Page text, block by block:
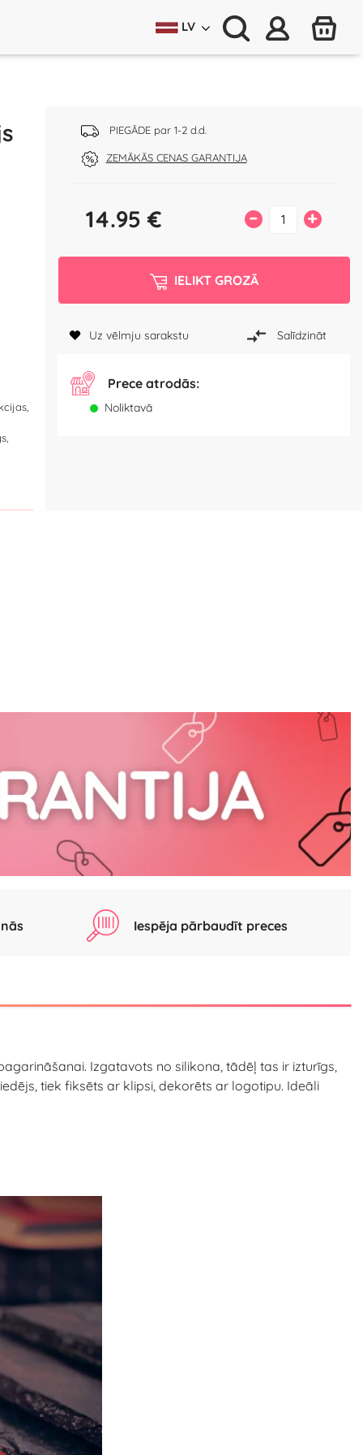
LV
PIEGĀDE par 1-2 d.d.
ZEMĀKĀS CENAS GARANTIJA
14.95 € – +
IELIKT GROZĀ
Uz vēlmju sarakstu Salīdzināt
Prece atrodās:
Noliktavā
Iespēja pārbaudīt preces
Izgatavots no silikona, tādēļ tas ir izturīgs,
tiek fiksēts ar klipsi, dekorēts ar logotipu. Ideāli